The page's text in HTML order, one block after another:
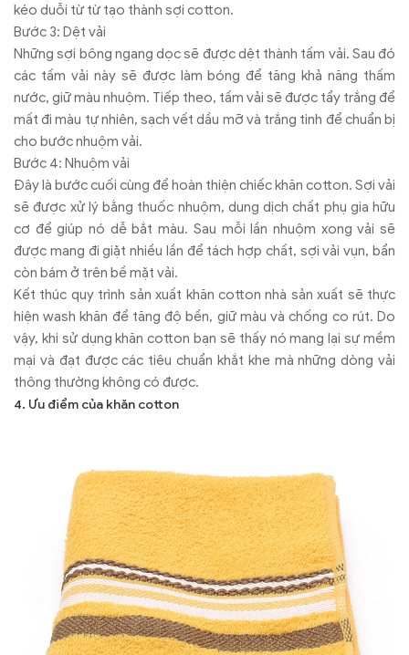
kéo duỗi từ từ tạo thành sợi cotton.
Bước 3: Dệt vải
Những sợi bông ngang dọc sẽ được dệt thành tấm vải. Sau đó
các tấm vải này sẽ được làm bóng để tăng khả năng thấm
nước, giữ màu nhuộm. Tiếp theo, tấm vải sẽ được tẩy trắng để
mất đi màu tự nhiên, sạch vết dầu mỡ và trắng tinh để chuẩn bị
cho bước nhuộm vải.
Bước 4: Nhuộm vải
Đây là bước cuối cùng để hoàn thiện chiếc khăn cotton. Sợi vải
sẽ được xử lý bằng thuốc nhuộm, dung dịch chất phụ gia hữu
cơ để giúp nó dễ bắt màu. Sau mỗi lần nhuộm xong vải sẽ
được mang đi giặt nhiều lần để tách hợp chất, sợi vải vụn, bẩn
còn bám ở trên bề mặt vải.
Kết thúc quy trình sản xuất khăn cotton nhà sản xuất sẽ thực
hiện wash khăn để tăng độ bền, giữ màu và chống co rút. Do
vậy, khi sử dụng khăn cotton bạn sẽ thấy nó mang lại sự mềm
mại và đạt được các tiêu chuẩn khắt khe mà những dòng vải
thông thường không có được.
4. Ưu điểm của khăn cotton